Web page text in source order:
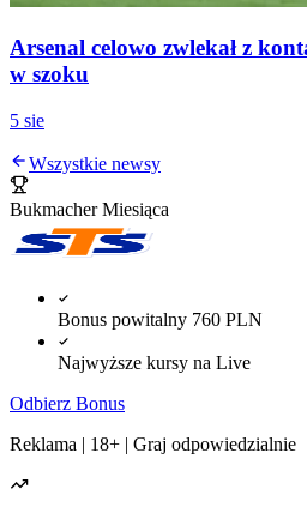
Arsenal celowo zwlekał z
w szoku
5 sie
Wszystkie newsy
Bukmacher Miesiąca
Bonus powitalny 760 PLN
Najwyższe kursy na Live
Odbierz Bonus
Reklama | 18+ | Graj odpowiedzialnie